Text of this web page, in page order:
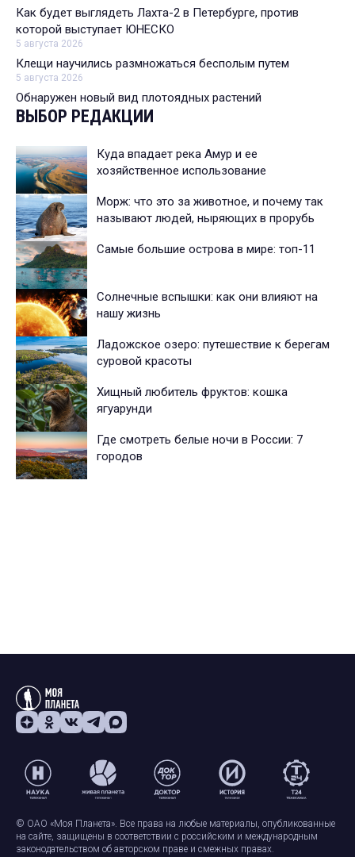
Как будет выглядеть Лахта-2 в Петербурге, против
которой выступает ЮНЕСКО
5 августа 2026
Клещи научились размножаться бесполым путем
5 августа 2026
Обнаружен новый вид плотоядных растений
ВЫБОР РЕДАКЦИИ
Куда впадает река Амур и ее
хозяйственное использование
Морж: что это за животное, и почему так
называют людей, ныряющих в прорубь
Самые большие острова в мире: топ-11
Солнечные вспышки: как они влияют на
нашу жизнь
Ладожское озеро: путешествие к берегам
суровой красоты
Хищный любитель фруктов: кошка
ягуарунди
Где смотреть белые ночи в России: 7
городов
© ОАО «Моя Планета». Все права на любые материалы, опубликованные
на сайте, защищены в соответствии с российским и международным
законодательством об авторском праве и смежных правах.